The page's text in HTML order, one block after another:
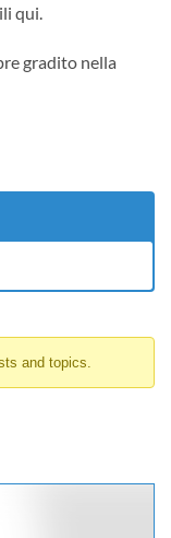
qui.
gradito nella
and topics.